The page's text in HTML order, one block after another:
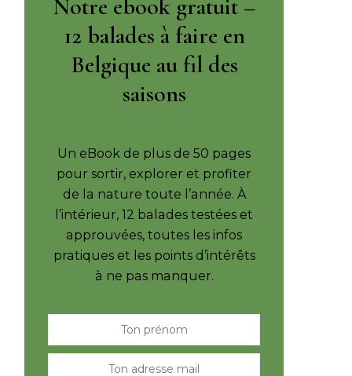
Notre ebook gratuit –
12 balades à faire en
Belgique au fil des
saisons
Un eBook de plus de 50 pages
pour sortir, explorer et profiter
de la nature toute l’année. À
l’intérieur, 12 balades testées et
approuvées, toutes les infos
pratiques et les points d’intérêts
à ne pas manquer.